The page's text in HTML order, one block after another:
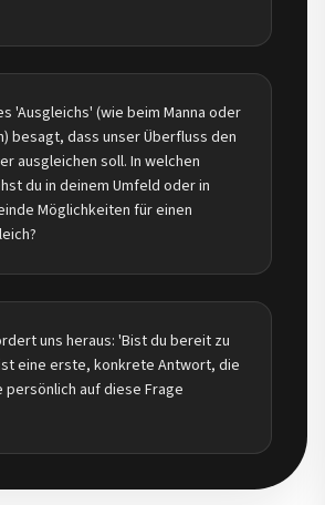
'Ausgleichs' (wie beim Manna oder
besagt, dass unser Überfluss den
ausgleichen soll. In welchen
du in deinem Umfeld oder in
Möglichkeiten für einen
uns heraus: 'Bist du bereit zu
eine erste, konkrete Antwort, die
auf diese Frage